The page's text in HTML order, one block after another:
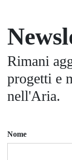
Rimani
progetti e
nell'Aria.
Nome